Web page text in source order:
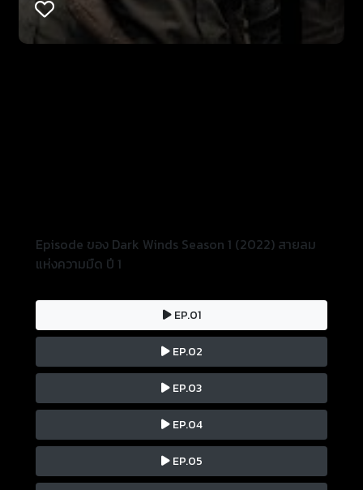
Episode ของ Dark Winds Season 1 (2022) สายลม
แห่งความมืด ปี 1
EP.01
EP.02
EP.03
EP.04
EP.05